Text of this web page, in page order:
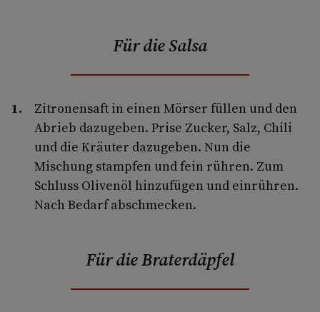
Für die Salsa
Zitronensaft in einen Mörser füllen und den
Abrieb dazugeben. Prise Zucker, Salz, Chili
und die Kräuter dazugeben. Nun die
Mischung stampfen und fein rühren. Zum
Schluss Olivenöl hinzufügen und einrühren.
Nach Bedarf abschmecken.
Für die Braterdäpfel